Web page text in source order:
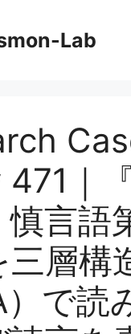
Lab
｜
慎言語
三層構
）で読